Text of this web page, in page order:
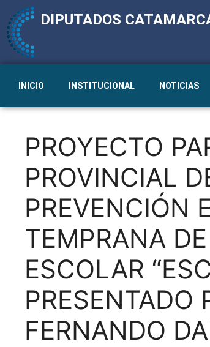
DIPUTADOS
INICIO INSTITUCIONAL NOTICIAS
PROYECTO
PROVINCIAL
PREVENCIÓN
TEMPRANA
ESCOLAR
PRESENTADO
FERNANDO